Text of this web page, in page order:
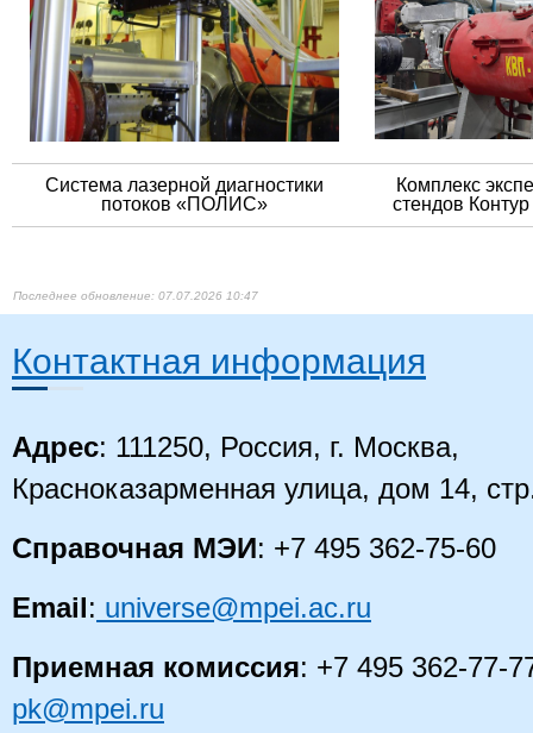
​Система лазерной диагностики
потоков «ПОЛИС»
Комплекс
стендов
07.07.2026 10:47
Контактная информация
Адрес: 111250, Россия, г. Москва,
Красноказарменная улица, дом 14,
Справочная МЭИ: +7 495 362-75-60
Email: universe@mpei.ac.ru
Приемная комиссия: +7 495 362-77-
pk@mpei.ru